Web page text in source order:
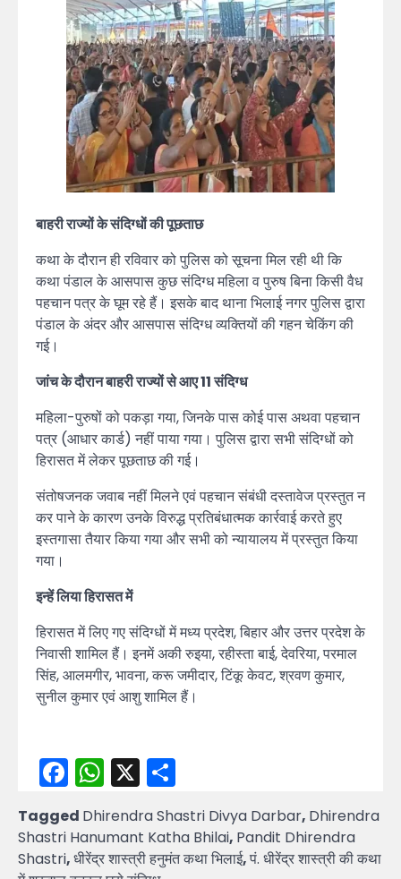
बाहरी राज्यों के संदिग्धों की पूछताछ
कथा के दौरान ही रविवार को पुलिस को सूचना मिल रही थी कि
कथा पंडाल के आसपास कुछ संदिग्ध महिला व पुरुष बिना किसी वैध
पहचान पत्र के घूम रहे हैं। इसके बाद थाना भिलाई नगर पुलिस द्वारा
पंडाल के अंदर और आसपास संदिग्ध व्यक्तियों की गहन चेकिंग की
गई।
जांच के दौरान बाहरी राज्यों से आए 11 संदिग्ध
महिला-पुरुषों को पकड़ा गया, जिनके पास कोई पास अथवा पहचान
पत्र (आधार कार्ड) नहीं पाया गया। पुलिस द्वारा सभी संदिग्धों को
हिरासत में लेकर पूछताछ की गई।
संतोषजनक जवाब नहीं मिलने एवं पहचान संबंधी दस्तावेज प्रस्तुत न
कर पाने के कारण उनके विरुद्ध प्रतिबंधात्मक कार्रवाई करते हुए
इस्तगासा तैयार किया गया और सभी को न्यायालय में प्रस्तुत किया
गया।
इन्हें लिया हिरासत में
हिरासत में लिए गए संदिग्धों में मध्य प्रदेश, बिहार और उत्तर प्रदेश के
निवासी शामिल हैं। इनमें अकी रुइया, रहीस्ता बाई, देवरिया, परमाल
सिंह, आलमगीर, भावना, करू जमीदार, टिंकू केवट, श्रवण कुमार,
सुनील कुमार एवं आशु शामिल हैं।
Facebook
WhatsApp
X
Tagged Dhirendra Shastri Divya Darbar, Dhirendra
Shastri Hanumant Katha Bhilai, Pandit Dhirendra
Shastri,धीरेंद्र शास्त्री हनुमंत कथा भिलाई,पं. धीरेंद्र शास्त्री की कथा